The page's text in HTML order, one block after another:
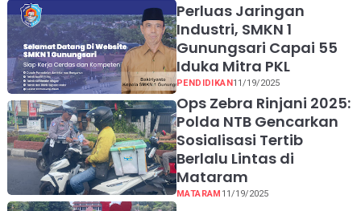
Perluas Jaringan
Industri, SMKN 1
Gunungsari Capai 55
Iduka Mitra PKL
PENDIDIKAN 11/19/2025
Ops Zebra Rinjani 2025:
Polda NTB Gencarkan
Sosialisasi Tertib
Berlalu Lintas di
Mataram
MATARAM 11/19/2025